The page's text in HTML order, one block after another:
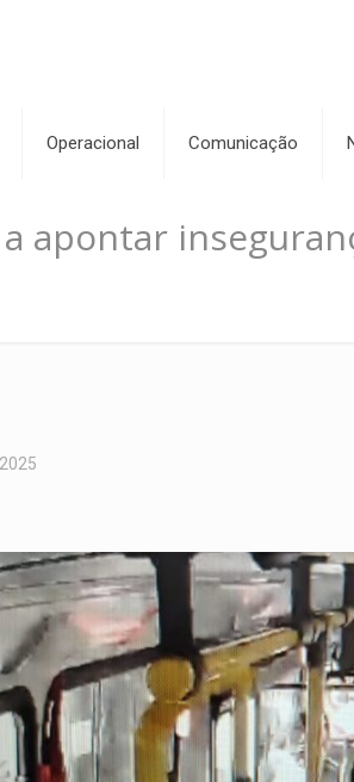
Operacional Comunicação
apontar